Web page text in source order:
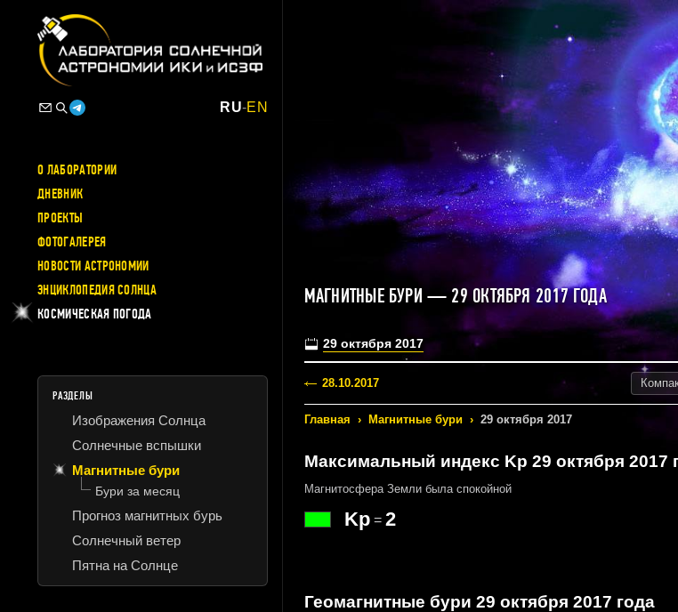
RU-EN
О ЛАБОРАТОРИИ
ДНЕВНИК
ПРОЕКТЫ
ФОТОГАЛЕРЕЯ
НОВОСТИ АСТРОНОМИИ
ЭНЦИКЛОПЕДИЯ СОЛНЦА
КОСМИЧЕСКАЯ ПОГОДА
РАЗДЕЛЫ
Изображения Солнца
Солнечные вспышки
Магнитные бури
Бури за месяц
Прогноз магнитных бурь
Солнечный ветер
Пятна на Солнце
МАГНИТНЫЕ БУРИ — 29 ОКТЯБРЯ 2017 ГОДА
29 октября 2017
28.10.2017
Главная › Магнитные бури › 29 октября 2017
Максимальный индекс Kp 29 октября 2017
Магнитосфера Земли была спокойной
Kp= 2
Геомагнитные бури 29 октября 2017 года